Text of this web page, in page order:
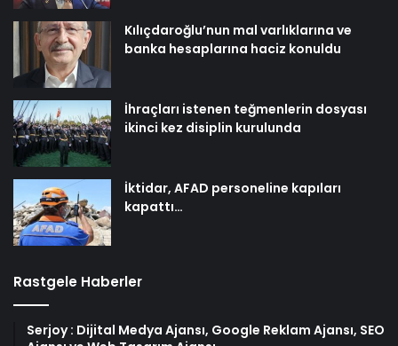
Kılıçdaroğlu’nun mal varlıklarına ve
banka hesaplarına haciz konuldu
İhraçları istenen teğmenlerin dosyası
ikinci kez disiplin kurulunda
İktidar, AFAD personeline kapıları
kapattı…
Rastgele Haberler
Serjoy : Dijital Medya Ajansı, Google Reklam Ajansı, SEO